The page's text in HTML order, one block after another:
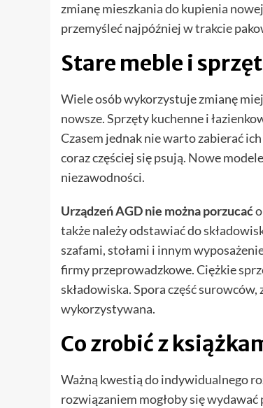
zmianę mieszkania do kupienia
przemyśleć najpóźniej w trakcie
Stare meble i sprzęt
Wiele osób wykorzystuje zmianę
nowsze. Sprzęty kuchenne i
Czasem jednak nie warto zabierać
coraz częściej się psują. Nowe
niezawodności.
Urządzeń AGD nie można porzucać
także należy odstawiać do
szafami, stołami i innym
firmy przeprowadzkowe. Ciężkie
składowiska. Spora część
wykorzystywana.
Co zrobić z
Ważną kwestią do indywidualnego
rozwiązaniem mogłoby się